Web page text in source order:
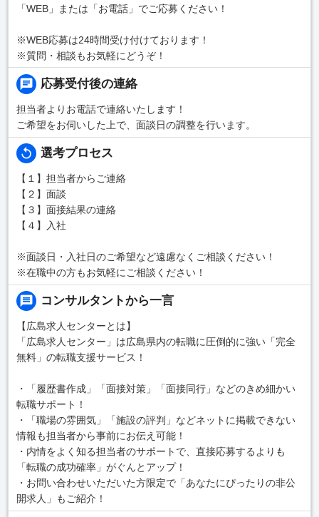
「WEB」または「お電話」でご応募ください！
※WEB応募は24時間受け付けております！
※質問・相談もお気軽にどうぞ！
応募受付後の連絡
担当者よりお電話で連絡いたします！
ご希望をお伺いした上で、面談日の調整を行います。
選考プロセス
【１】担当者からご連絡
【２】面談
【３】面接結果の連絡
【４】入社
※面談日・入社日のご希望など遠慮なくご相談ください！
※在職中の方もお気軽にご相談ください！
コンサルタントから一言
【広島求人センターとは】
「広島求人センター」は広島県内の転職に圧倒的に強い「完全
無料」の転職支援サービス！
・「履歴書作成」「面接対策」「面接同行」などのきめ細かい
転職サポート！
・「職場の雰囲気」「施設の評判」などネットに掲載できない
情報も担当者から事前にお伝え可能！
・内情をよく知る担当者のサポートで、直接応募するよりも
「転職の成功確率」がぐんとアップ！
・お問い合わせいただいた方限定で「あなたにぴったりの非公
開求人」もご紹介！